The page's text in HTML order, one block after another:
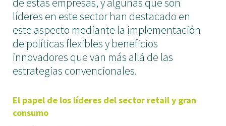
líderes en este sector han destacado en
este aspecto mediante la implementación
de políticas flexibles y beneficios
innovadores que van más allá de las
estrategias convencionales.
El papel de los líderes del sector retail y gran
consumo